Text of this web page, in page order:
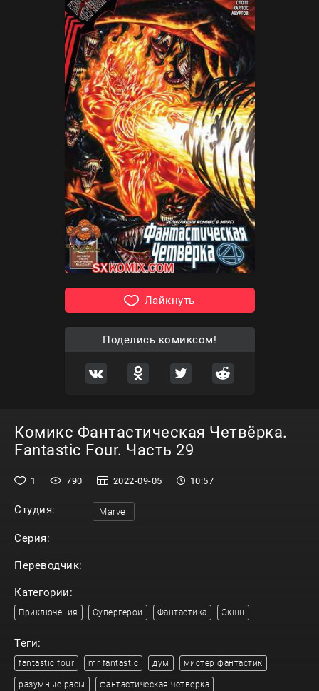
Лайкнуть
Поделись комиксом!
Комикс Фантастическая Четвёрка.
Fantastic Four. Часть 29
1 790 2022-09-05 10:57
Студия: Marvel
Серия:
Переводчик:
Категории:
Приключения Супергерои Фантастика Экшн
Теги:
fantastic four mr fantastic дум мистер фантастик
разумные расы фантастическая четверка